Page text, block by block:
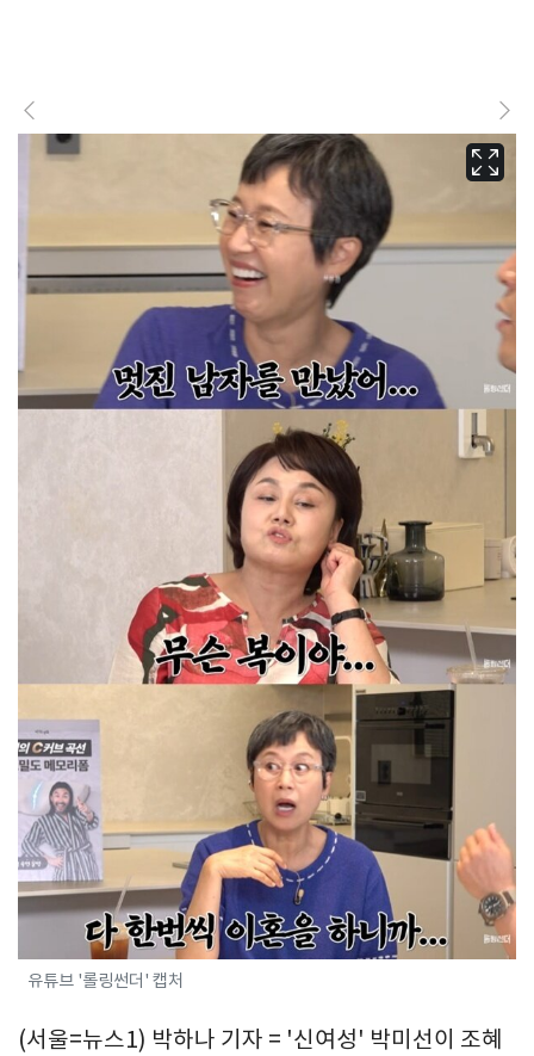
유튜브 '롤링썬더' 캡처
(서울=뉴스1) 박하나 기자 = '신여성' 박미선이 조혜